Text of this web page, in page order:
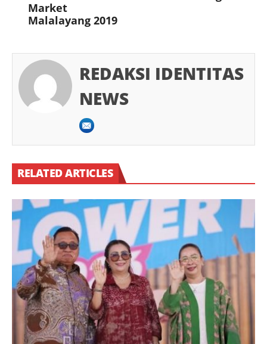
Market
Malalayang 2019
REDAKSI IDENTITAS
NEWS
RELATED ARTICLES